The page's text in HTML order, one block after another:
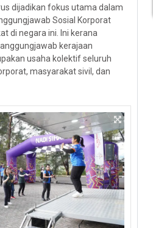
dijadikan fokus utama dalam
Sosial Korporat
di negara ini. Ini kerana
kerajaan
usaha kolektif seluruh
masyarakat sivil, dan